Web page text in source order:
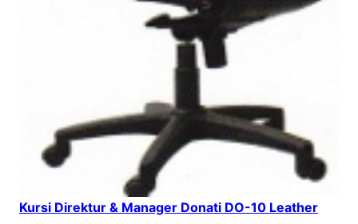
Kursi Direktur & Manager Donati DO-10 Leather